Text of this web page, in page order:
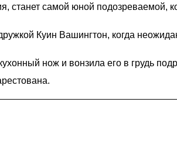
станет самой юной подозреваемой,
Куин Вашингтон, когда
нож и вонзила его в грудь